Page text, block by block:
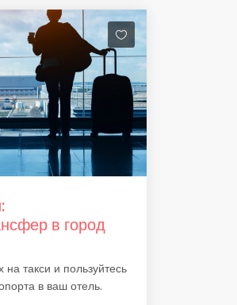
в город
такси и пользуйтесь
в ваш отель.